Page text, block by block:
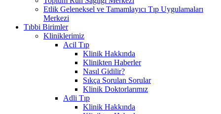
Etlik Geleneksel ve Tamamlayıcı Tıp Uygulamaları
Merkezi
Tıbbi Birimler
Kliniklerimiz
Acil Tıp
Klinik Hakkında
Klinikten Haberler
Nasıl Gidilir?
Sıkça Sorulan Sorular
Klinik Doktorlarımız
Adli Tıp
Klinik Hakkında